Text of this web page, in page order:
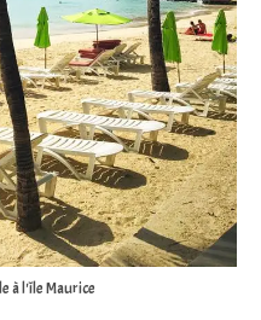
à l'île Maurice